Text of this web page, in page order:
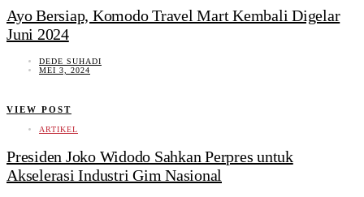
Ayo Bersiap, Komodo Travel Mart Kembali Digelar
Juni 2024
DEDE SUHADI
MEI 3, 2024
VIEW POST
ARTIKEL
Presiden Joko Widodo Sahkan Perpres untuk
Akselerasi Industri Gim Nasional